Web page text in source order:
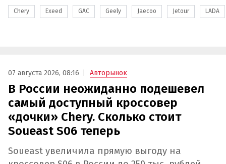
Chery Exeed GAC Geely Jaecoo Jetour LADA
07 августа 2026, 08:16 Авторынок
В России неожиданно подешевел
самый доступный кроссовер
«дочки» Chery. Сколько стоит
Soueast S06 теперь
Soueast увеличила прямую выгоду на